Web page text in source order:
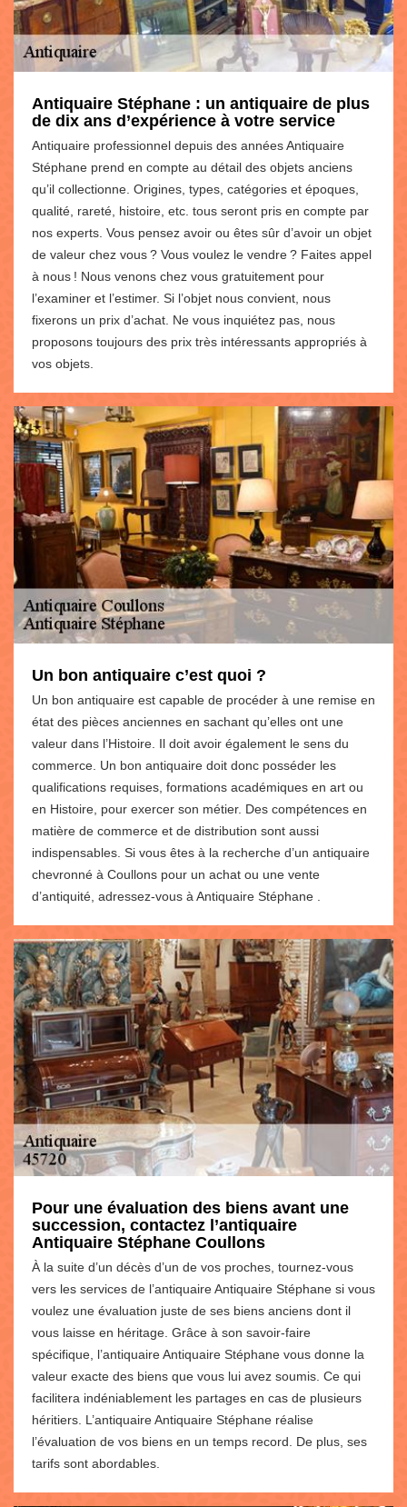
Antiquaire Stéphane : un antiquaire de plus
de dix ans d’expérience à votre service
Antiquaire professionnel depuis des années Antiquaire
Stéphane prend en compte au détail des objets anciens
qu’il collectionne. Origines, types, catégories et époques,
qualité, rareté, histoire, etc. tous seront pris en compte par
nos experts. Vous pensez avoir ou êtes sûr d’avoir un objet
de valeur chez vous ? Vous voulez le vendre ? Faites appel
à nous ! Nous venons chez vous gratuitement pour
l’examiner et l’estimer. Si l’objet nous convient, nous
fixerons un prix d’achat. Ne vous inquiétez pas, nous
proposons toujours des prix très intéressants appropriés à
vos objets.
Un bon antiquaire c’est quoi ?
Un bon antiquaire est capable de procéder à une remise en
état des pièces anciennes en sachant qu’elles ont une
valeur dans l’Histoire. Il doit avoir également le sens du
commerce. Un bon antiquaire doit donc posséder les
qualifications requises, formations académiques en art ou
en Histoire, pour exercer son métier. Des compétences en
matière de commerce et de distribution sont aussi
indispensables. Si vous êtes à la recherche d’un antiquaire
chevronné à Coullons pour un achat ou une vente
d’antiquité, adressez-vous à Antiquaire Stéphane .
Pour une évaluation des biens avant une
succession, contactez l’antiquaire
Antiquaire Stéphane Coullons
À la suite d’un décès d’un de vos proches, tournez-vous
vers les services de l’antiquaire Antiquaire Stéphane si vous
voulez une évaluation juste de ses biens anciens dont il
vous laisse en héritage. Grâce à son savoir-faire
spécifique, l’antiquaire Antiquaire Stéphane vous donne la
valeur exacte des biens que vous lui avez soumis. Ce qui
facilitera indéniablement les partages en cas de plusieurs
héritiers. L’antiquaire Antiquaire Stéphane réalise
l’évaluation de vos biens en un temps record. De plus, ses
tarifs sont abordables.